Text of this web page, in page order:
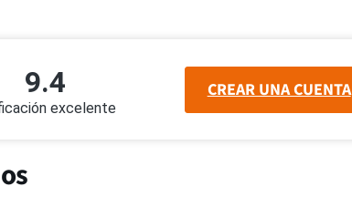
9.4
excelente
CREAR UNA CUENTA